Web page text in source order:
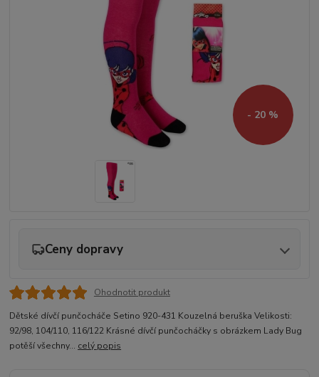
- 20 %
Ceny dopravy
Ohodnotit produkt
Dětské dívčí punčocháče Setino 920-431 Kouzelná beruška Velikosti:
92/98, 104/110, 116/122 Krásné dívčí punčocháčky s obrázkem Lady Bug
potěší všechny... celý popis